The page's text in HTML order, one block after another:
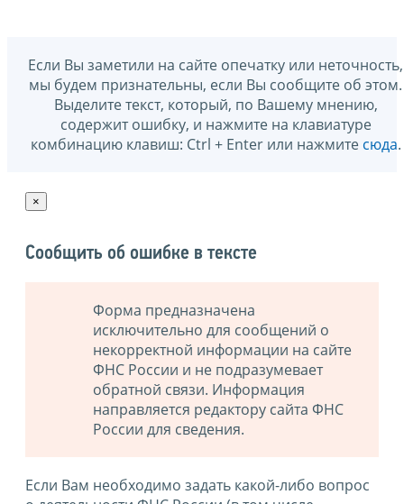
Если Вы заметили на сайте опечатку или неточность,
мы будем признательны, если Вы сообщите об этом.
Выделите текст, который, по Вашему мнению,
содержит ошибку, и нажмите на клавиатуре
комбинацию клавиш: Ctrl + Enter или нажмите сюда.
×
Сообщить об ошибке в тексте
Форма предназначена
исключительно для сообщений о
некорректной информации на сайте
ФНС России и не подразумевает
обратной связи. Информация
направляется редактору сайта ФНС
России для сведения.
Если Вам необходимо задать какой-либо вопрос